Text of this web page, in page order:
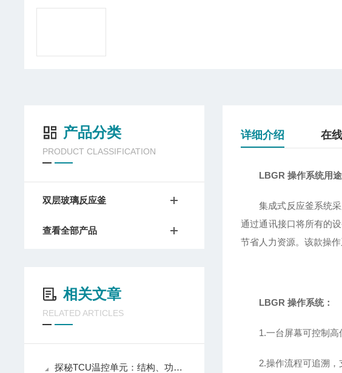
产品分类
PRODUCT CLASSIFICATION
双层玻璃反应釜
查看全部产品
相关文章
RELATED ARTICLES
探秘TCU温控单元：结构、功能与优势全解析
详细介绍 在
LBGR 操作系统用
集成式反应釜系统
通过通讯接口将所有的
节省人力资源。该款操
LBGR 操作系统：
1.一台屏幕可控制
2.操作流程可追溯，